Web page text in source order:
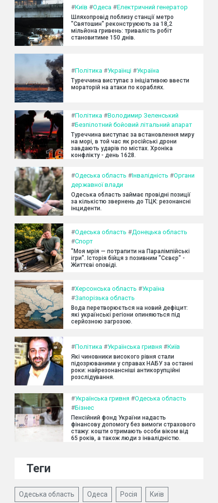
#Київ #Одеса #Електричний генератор
Шляхопровід поблизу станції метро
"Святошин" реконструюють за 18,2
мільйона гривень: тривалість робіт
становитиме 150 днів.
#Політика #Українці #Україна
Туреччина виступає з ініціативою ввести
мораторій на атаки по кораблях.
#Політика #Володимир Зеленський
#Безпілотний бойовий літальний апарат
Туреччина виступає за встановлення миру
на морі, в той час як російські дрони
завдають ударів по містах. Хроніка
конфлікту - день 1628.
#Одеська область #Інвалідність #Органи
державної влади
Одеська область займає провідні позиції
за кількістю звернень до ТЦК: резонансні
інциденти.
#Одеська область #Донецька область
#Спорт
"Моя мрія — потрапити на Паралімпійські
ігри". Історія бійця з позивним "Сєвєр" -
Життєві оповіді.
#Херсонська область #Україна
#Запорізька область
Вода перетворюється на новий дефіцит:
які українські регіони опиняються під
серйозною загрозою.
#Політика #Українська гривня #Київ
Які чиновники високого рівня стали
підозрюваними у справах НАБУ за останні
роки: найрезонансніші антикорупційні
розслідування.
#Українська гривня #Одеська область
#Бізнес
Пенсійний фонд України надасть
фінансову допомогу без вимоги страхового
стажу: кошти отримають особи віком від
65 років, а також люди з інвалідністю.
Теги
Одеська область Одеса Росія Київ